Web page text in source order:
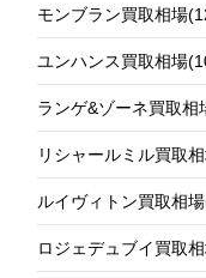
モンブラン買取相場
ユンハンス買取相場
ランゲ&ゾーネ買取相
リシャールミル買取
ルイヴィトン買取相場
ロジェデュブイ買取